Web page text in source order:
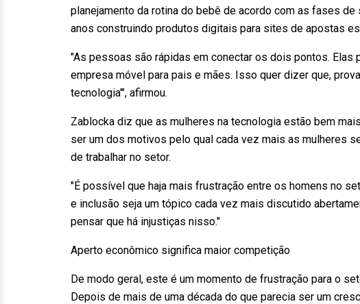
planejamento da rotina do bebê de acordo com as fases
anos construindo produtos digitais para sites de apostas
"As pessoas são rápidas em conectar os dois pontos. Elas
empresa móvel para pais e mães. Isso quer dizer que,
tecnologia'", afirmou.
Zablocka diz que as mulheres na tecnologia estão bem
ser um dos motivos pelo qual cada vez mais as mulheres
de trabalhar no setor.
"É possível que haja mais frustração entre os homens no
e inclusão seja um tópico cada vez mais discutido
pensar que há injustiças nisso."
Aperto econômico significa maior competição
De modo geral, este é um momento de frustração para o
Depois de mais de uma década do que parecia ser um